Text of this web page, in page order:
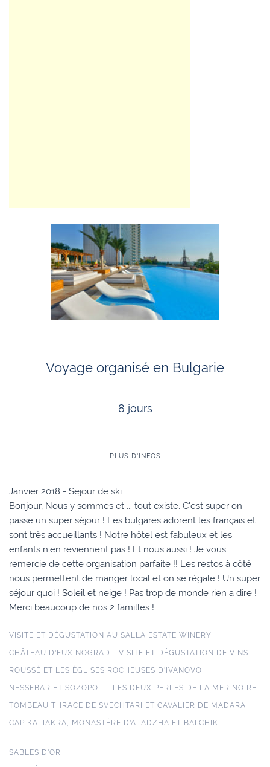
Voyage organisé en Bulgarie
8 jours
PLUS D'INFOS
Janvier 2018 - Séjour de ski
Bonjour, Nous y sommes et ... tout existe. C'est super on
passe un super séjour ! Les bulgares adorent les français et
sont très accueillants ! Notre hôtel est fabuleux et les
enfants n'en reviennent pas ! Et nous aussi ! Je vous
remercie de cette organisation parfaite !! Les restos à côté
nous permettent de manger local et on se régale ! Un super
séjour quoi ! Soleil et neige ! Pas trop de monde rien a dire !
Merci beaucoup de nos 2 familles !
VISITE ET DÉGUSTATION AU SALLA ESTATE WINERY
CHÂTEAU D'EUXINOGRAD - VISITE ET DÉGUSTATION DE VINS
ROUSSÉ ET LES ÉGLISES ROCHEUSES D'IVANOVO
NESSEBAR ET SOZOPOL – LES DEUX PERLES DE LA MER NOIRE
TOMBEAU THRACE DE SVECHTARI ET CAVALIER DE MADARA
CAP KALIAKRA, MONASTÈRE D'ALADZHA ET BALCHIK
SABLES D'OR